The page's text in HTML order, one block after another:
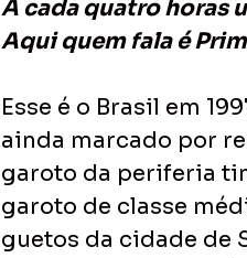
A cada quatro horas
Aqui quem fala é
Esse é o Brasil em
ainda marcado por
garoto da periferia
garoto de classe
guetos da cidade de